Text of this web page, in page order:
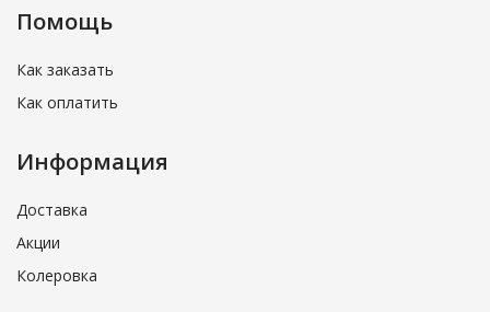
Помощь
Как заказать
Как оплатить
Информация
Доставка
Акции
Колеровка